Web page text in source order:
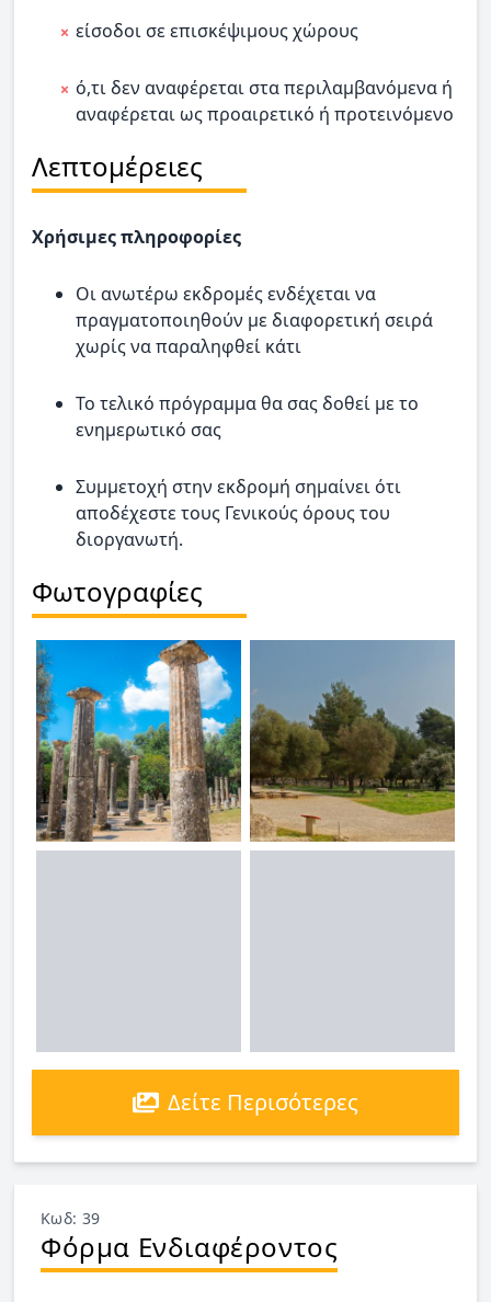
είσοδοι σε επισκέψιμους χώρους
ό,τι δεν αναφέρεται στα περιλαμβανόμενα ή
αναφέρεται ως προαιρετικό ή προτεινόμενο
Λεπτομέρειες
Χρήσιμες πληροφορίες
Οι ανωτέρω εκδρομές ενδέχεται να
πραγματοποιηθούν με διαφορετική σειρά
χωρίς να παραληφθεί κάτι
Το τελικό πρόγραμμα θα σας δοθεί με το
ενημερωτικό σας
Συμμετοχή στην εκδρομή σημαίνει ότι
αποδέχεστε τους Γενικούς όρους του
διοργανωτή.
Φωτογραφίες
Δείτε Περισότερες
Κωδ: 39
Φόρμα Ενδιαφέροντος